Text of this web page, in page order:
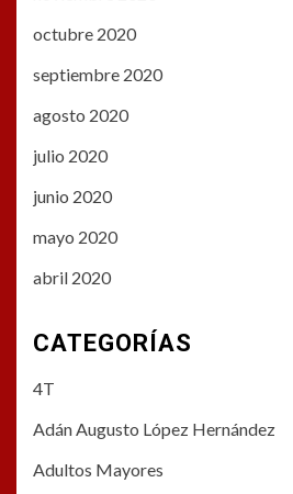
octubre 2020
septiembre 2020
agosto 2020
julio 2020
junio 2020
mayo 2020
abril 2020
CATEGORÍAS
4T
Adán Augusto López Hernández
Adultos Mayores